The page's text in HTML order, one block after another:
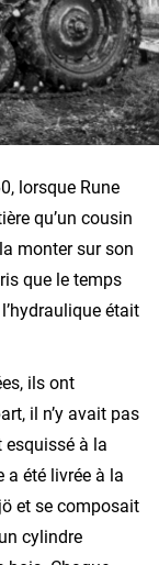
lorsque Rune
qu’un cousin
monter sur son
que le temps
était
ils ont
il n’y avait pas
esquissé à la
a été livrée à la
et se composait
cylindre